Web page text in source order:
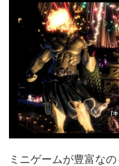
ミニゲームが豊富な